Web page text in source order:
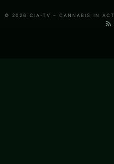
© 2026 CIA-TV – CANNABIS IN